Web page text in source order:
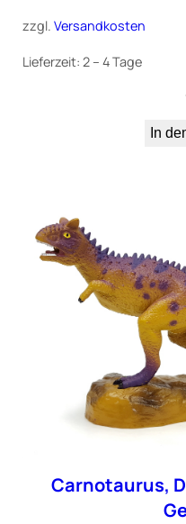
zzgl. Versandkosten
Lieferzeit: 2 – 4 Tage
In
Carnotaurus,